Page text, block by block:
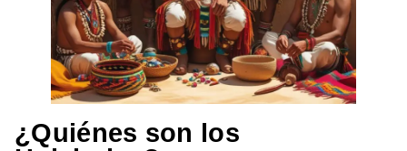
¿Quiénes son los